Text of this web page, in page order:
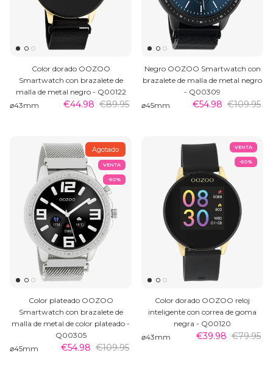
Color dorado OOZOO
Smartwatch con brazalete de
malla de metal negro - Q00122
⌀43mm
€44.98 €89.95
Negro OOZOO Smartwatch con
brazalete de malla de metal negro
- Q00309
⌀45mm
€54.98 €109.95
Agotado
VENTA
-50%
Color plateado OOZOO
Smartwatch con brazalete de
malla de metal de color plateado -
Q00305
⌀45mm
€54.98 €109.95
VENTA
-50%
Color dorado OOZOO reloj
inteligente con correa de goma
negra - Q00120
⌀43mm
€39.98 €79.95